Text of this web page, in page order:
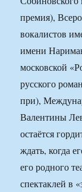
премия),
вокалистов
имени
московской
русского
при),
Валентины
остаётся
ждать, когда
его родного
спектаклей в